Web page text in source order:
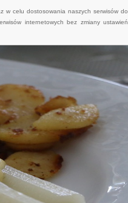
w celu dostosowania naszych serwisów do
internetowych bez zmiany ustawień